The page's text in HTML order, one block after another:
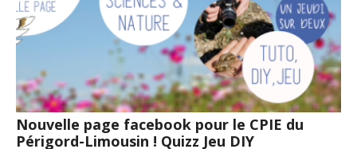
Nouvelle page facebook pour le CPIE du
Périgord-Limousin ! Quizz Jeu DIY